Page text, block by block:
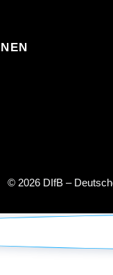
© 2026 DIfB –